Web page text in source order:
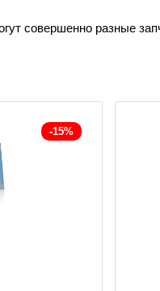
совершенно разные
-15%